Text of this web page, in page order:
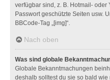
verfügbar sind, z. B. Hotmail-
Passwort geschützte Seiten usw.
BBCode-Tag „[img]“.
Nach oben
Was sind globale
Globale Bekanntmachungen
deshalb solltest du sie so bald